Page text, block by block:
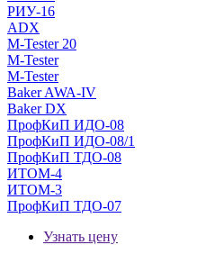
РИУ-16
ADX
M-Tester 20
M-Tester
M-Tester
Baker AWA-IV
Baker DX
ПрофКиП ИДО-08
ПрофКиП ИДО-08/1
ПрофКиП ТДО-08
ИТОМ-4
ИТОМ-3
ПрофКиП ТДО-07
Узнать цену